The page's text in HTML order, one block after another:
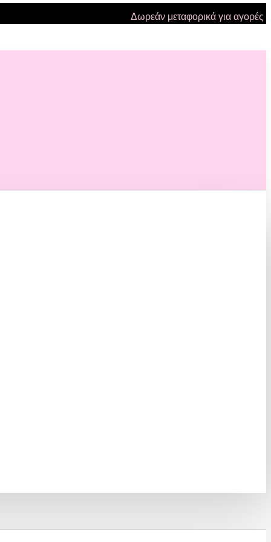
Δωρεάν μεταφορικά για αγορές